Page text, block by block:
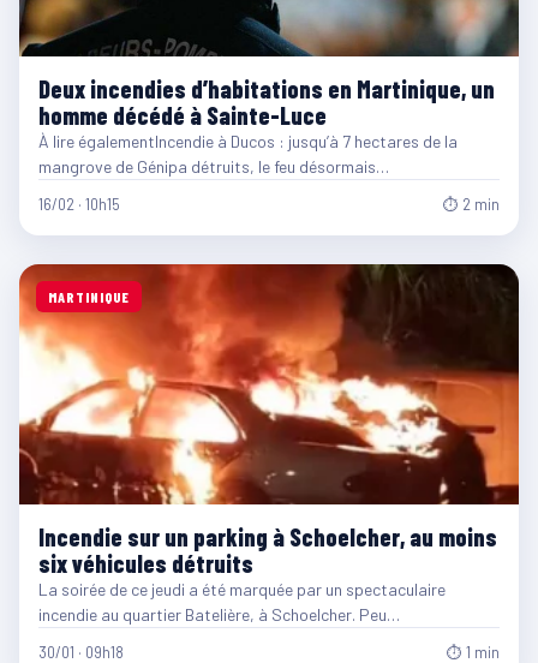
Deux incendies d’habitations en Martinique, un
homme décédé à Sainte-Luce
À lire égalementIncendie à Ducos : jusqu’à 7 hectares de la
mangrove de Génipa détruits, le feu désormais…
16/02 · 10h15 ⏱ 2 min
MARTINIQUE
Incendie sur un parking à Schoelcher, au moins
six véhicules détruits
La soirée de ce jeudi a été marquée par un spectaculaire
incendie au quartier Batelière, à Schoelcher. Peu…
30/01 · 09h18 ⏱ 1 min